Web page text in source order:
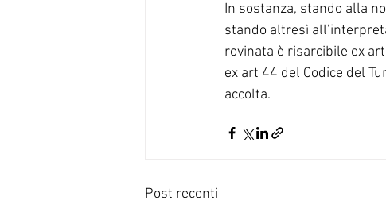
In sostanza, stando alla
stando altresì
rovinata è risarcibile ex
ex art 44 del Codice del
accolta.
Post recenti